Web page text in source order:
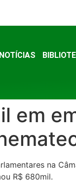
NOTÍCIAS
em
na
R$ 680mil.